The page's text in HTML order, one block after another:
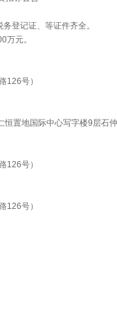
登记证、等证件齐全。
万元。
126号）
恒置地国际中心写字楼9层石
126号）
126号）